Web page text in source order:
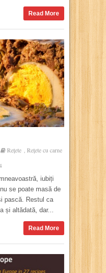
Read More
Rețete
Rețete cu carne
iubiți
se poate masă de
pască. Restul ca
și altădată, dar...
Read More